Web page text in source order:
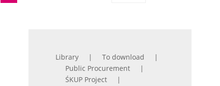
Library
To download
Public Procurement
ŚKUP Project